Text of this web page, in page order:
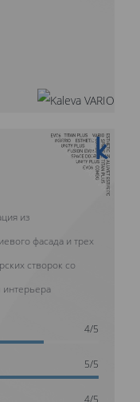
10 ЛЕТ ГАРАНТИИ
из
фасада и трех
створок со
интерьера
4/5
5/5
4/5